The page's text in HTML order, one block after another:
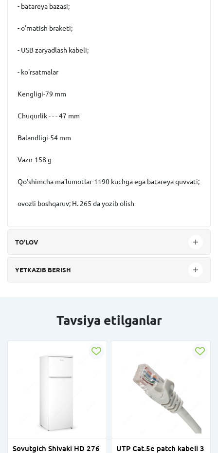
- batareya bazasi;
- o'rnatish braketi;
- USB zaryadlash kabeli;
- ko'rsatmalar
Kengligi-79 mm
Chuqurlik - - - 47 mm
Balandligi-54 mm
Vazn-158 g
Qo'shimcha ma'lumotlar-1190 kuchga ega batareya quvvati;
ovozli boshqaruv; H. 265 da yozib olish
TO'LOV
YETKAZIB BERISH
Tavsiya etilganlar
Sovutgich Shivaki HD 276
UTP Cat.5e patch kabeli 3